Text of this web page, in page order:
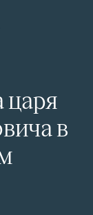
царя
в